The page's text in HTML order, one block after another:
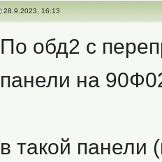
28.9.2023, 16:13
По обд2 с
панели на
в такой панели